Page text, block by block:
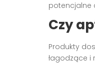
potencjalne
Czy
Produkty
łagodzące i